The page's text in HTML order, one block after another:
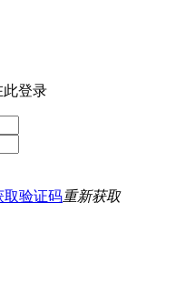
此登录
取验证码重新获取